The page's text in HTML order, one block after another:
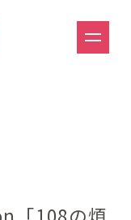
「108の煩